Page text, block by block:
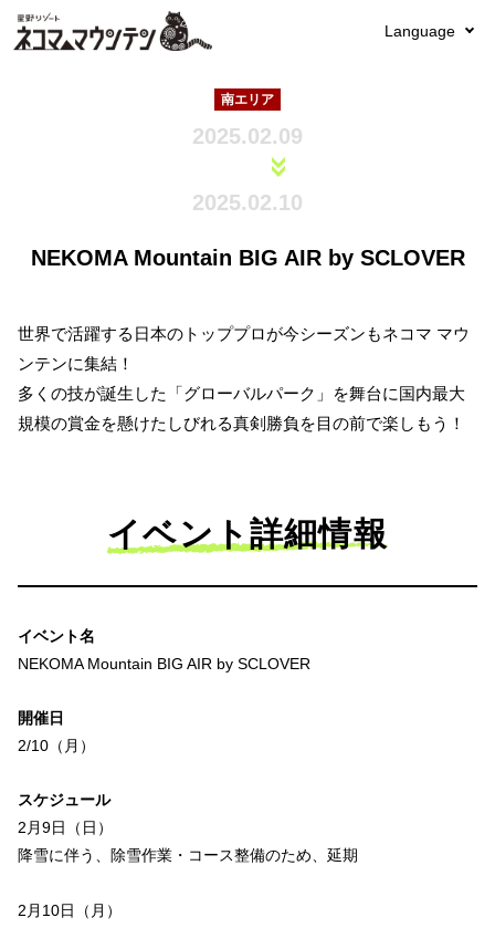
Language
南エリア
2025.02.09
2025.02.10
NEKOMA Mountain BIG AIR by SCLOVER
世界で活躍する日本のトッププロが今シーズンもネコマ マウ
ンテンに集結！
多くの技が誕生した「グローバルパーク」を舞台に国内最大
規模の賞金を懸けたしびれる真剣勝負を目の前で楽しもう！
イベント詳細情報
イベント名
NEKOMA Mountain BIG AIR by SCLOVER
開催日
2/10（月）
スケジュール
2月9日（日）
降雪に伴う、除雪作業・コース整備のため、延期
2月10日（月）